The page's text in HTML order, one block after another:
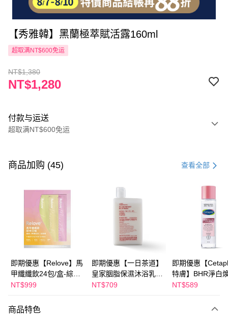
【秀雅韓】黑蘭極萃賦活露160ml
超取满NT$600免运
NT$1,380
NT$1,280
付款与运送
超取满NT$600免运
信用卡一次付款
Apple Pay
街口支付
悠遊付
Google Pay
AFTEE先享后付
商品加购 (45) 查看全部
即期優惠【Relove】馬
甲纖纖飲24包/盒-綜合
口味(效期2027-01-22)
NT$999
即期優惠【一日茶道】
皇家胭脂保濕沐浴乳
600ml 效期2027/2/19
NT$709
即期優惠【
特膚】BHR淨白
妝水 150mL 效期
NT$589
商品特色